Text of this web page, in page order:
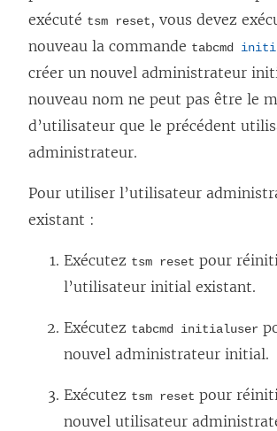
exécuté tsm reset, vous devez
nouveau la commande tabcmd
créer un nouvel administrateur
nouveau nom ne peut pas être le
d’utilisateur que le précédent
administrateur.
Pour utiliser l’utilisateur
existant :
Exécutez tsm reset pour
l’utilisateur initial existant.
Exécutez tabcmd initialuser
nouvel administrateur initial.
Exécutez tsm reset pour
nouvel utilisateur